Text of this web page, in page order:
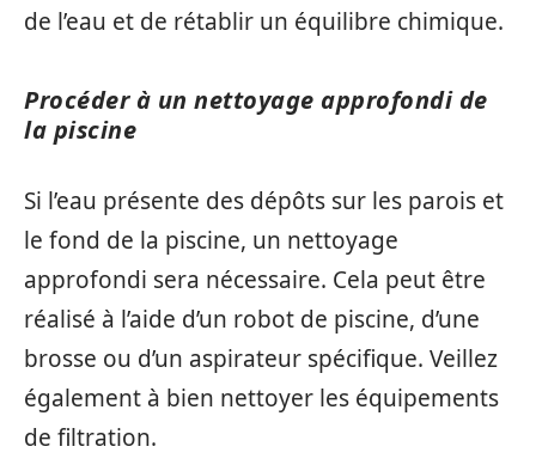
de l’eau et de rétablir un équilibre chimique.
Procéder à un nettoyage approfondi de
la piscine
Si l’eau présente des dépôts sur les parois et
le fond de la piscine, un nettoyage
approfondi sera nécessaire. Cela peut être
réalisé à l’aide d’un robot de piscine, d’une
brosse ou d’un aspirateur spécifique. Veillez
également à bien nettoyer les équipements
de filtration.